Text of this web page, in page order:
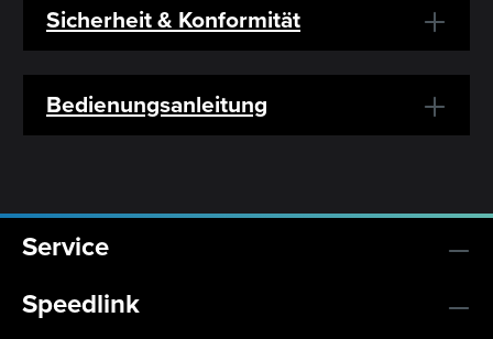
Sicherheit & Konformität
Bedienungsanleitung
Service
Speedlink